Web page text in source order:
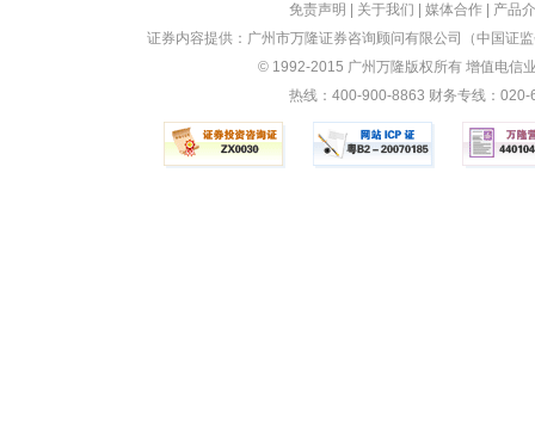
免责声明 关于我们 媒体合作
产品
证券内容提供：广州市万隆证券咨询顾问有限公司（中国证
© 1992-2015 广州万隆版权所有 增值电信
热线：400-900-8863 财务专线：